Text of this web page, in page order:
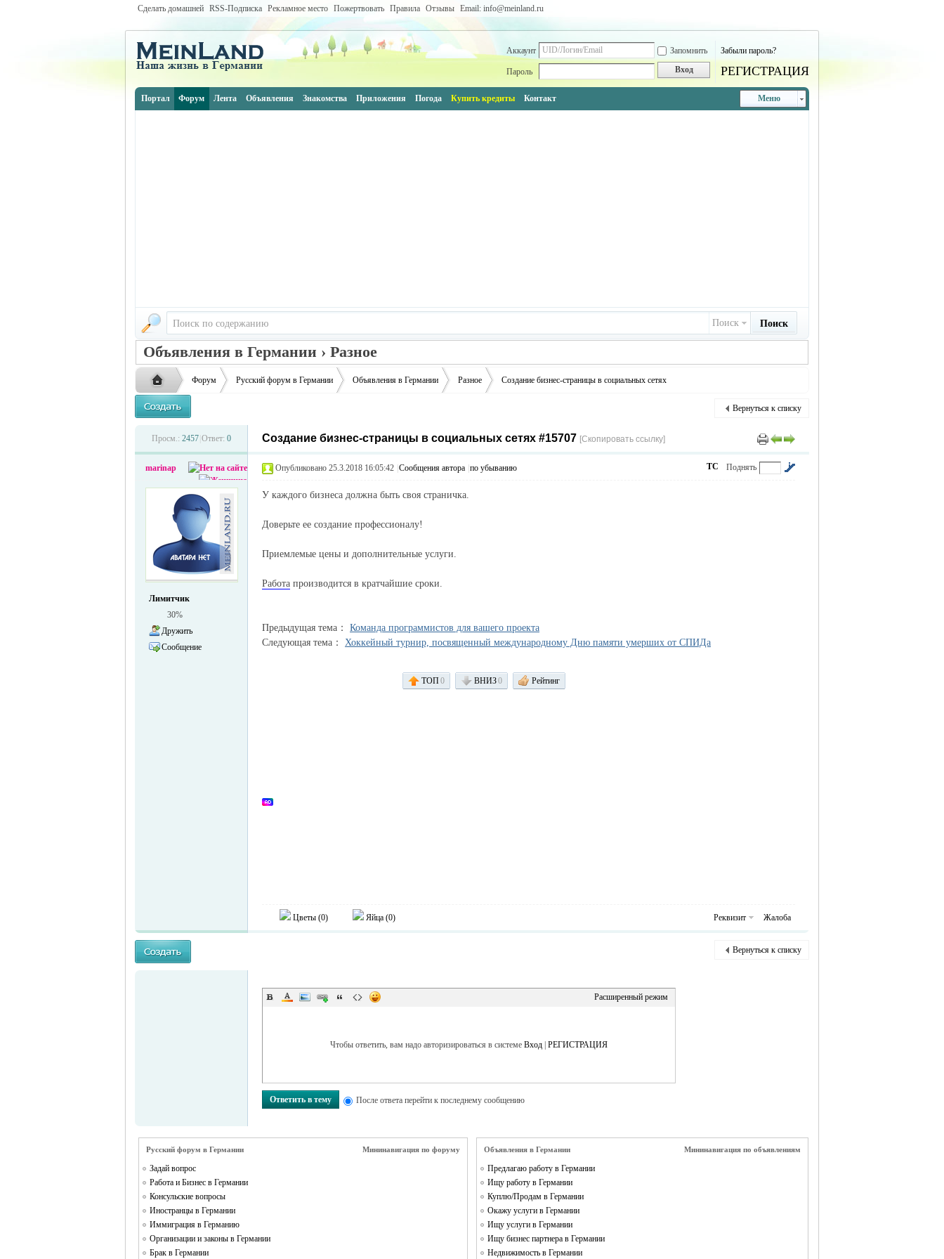
Сделать домашней RSS-Подписка Рекламное место Пожертвовать Правила Отзывы Email: info@meinland.ru
Аккаунт Запомнить Забыли пароль?
Пароль Вход РЕГИСТРАЦИЯ
Меню
Портал Форум Лента Объявления Знакомства Приложения Погода Купить кредиты Контакт
Поиск Поиск
Объявления в Германии › Разное
Русская
жизнь и
RU
›
Форум
›
Русский форум в Германии
›
Объявления в Германии
›
Разное
›
Создание бизнес-страницы в социальных сетях
Вернуться к списку
Просм.: 2457 Ответ: 0 Создание бизнес-страницы в социальных сетях #15707 [Скопировать ссылку]
marinap
Лимитчик
30%
Дружить
Сообщение
Поднять
ТС
Опубликовано 25.3.2018 16:05:42 Сообщения автора по убыванию
У каждого бизнеса должна быть своя страничка.
Доверьте ее создание профессионалу!
Приемлемые цены и дополнительные услуги.
Работа производится в кратчайшие сроки.
Предыдущая тема： Команда программистов для вашего проекта
Следующая тема： Хоккейный турнир, посвященный международному Дню памяти умерших от СПИДа
ТОП0 ВНИЗ0 Рейтинг
Цветы (0) Яйца (0) Реквизит Жалоба
Вернуться к списку
Расширенный режим
Чтобы ответить, вам надо авторизироваться в системе Вход РЕГИСТРАЦИЯ
Ответить в тему После ответа перейти к последнему сообщению
Русский форум в Германии Мининавигация по форуму
Задай вопрос
Работа и Бизнес в Германии
Консульские вопросы
Иностранцы в Германии
Иммиграция в Германию
Организации и законы в Германии
Брак в Германии
Объявления в Германии Мининавигация по объявлениям
Предлагаю работу в Германии
Ищу работу в Германии
Куплю/Продам в Германии
Окажу услуги в Германии
Ищу услуги в Германии
Ищу бизнес партнера в Германии
Недвижимость в Германии